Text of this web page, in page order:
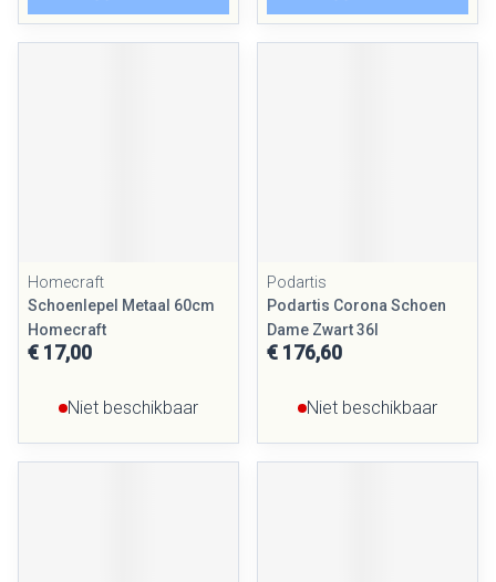
Homecraft
Schoenlepel Metaal 60cm
Homecraft
€ 17,00
Niet beschikbaar
Podartis
Podartis Corona Schoen
Dame Zwart 36l
€ 176,60
Niet beschikbaar